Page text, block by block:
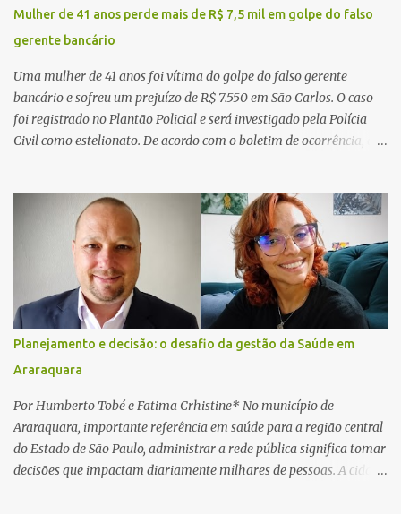
Mulher de 41 anos perde mais de R$ 7,5 mil em golpe do falso
gerente bancário
Uma mulher de 41 anos foi vítima do golpe do falso gerente
bancário e sofreu um prejuízo de R$ 7.550 em São Carlos. O caso
foi registrado no Plantão Policial e será investigado pela Polícia
Civil como estelionato. De acordo com o boletim de ocorrência, a
suspeito alegou que seria necessário atualizar o cadastro da conta
e passou a orientar a vítima sobre os procedimentos que deveriam
ser realizados. Dias depois, o golpista enviou um documento em
PDF simulando uma comunicação oficial da instituição financeira.
Na sequência, entrou em contato por telefone e encaminhou um
link, orientando a vítima a acessá-lo pelo computador para
concluir a suposta atualização cadastral. Após realizar o
procedimento, a conta bancária ficou bloqueada por algumas
horas. Sem conseguir acessar o sistema, a vítima tentou
novamente contato com o suposto gerente, mas não obteve
resposta. Na segunda-fe...
Planejamento e decisão: o desafio da gestão da Saúde em
Araraquara
Por Humberto Tobé e Fatima Crhistine* No município de
Araraquara, importante referência em saúde para a região central
do Estado de São Paulo, administrar a rede pública significa tomar
decisões que impactam diariamente milhares de pessoas. A cidade